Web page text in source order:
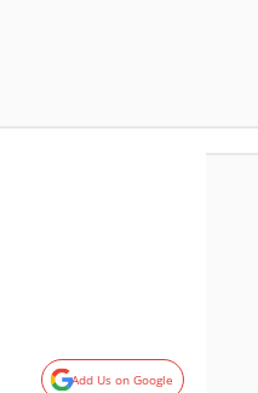
Add Us on Google